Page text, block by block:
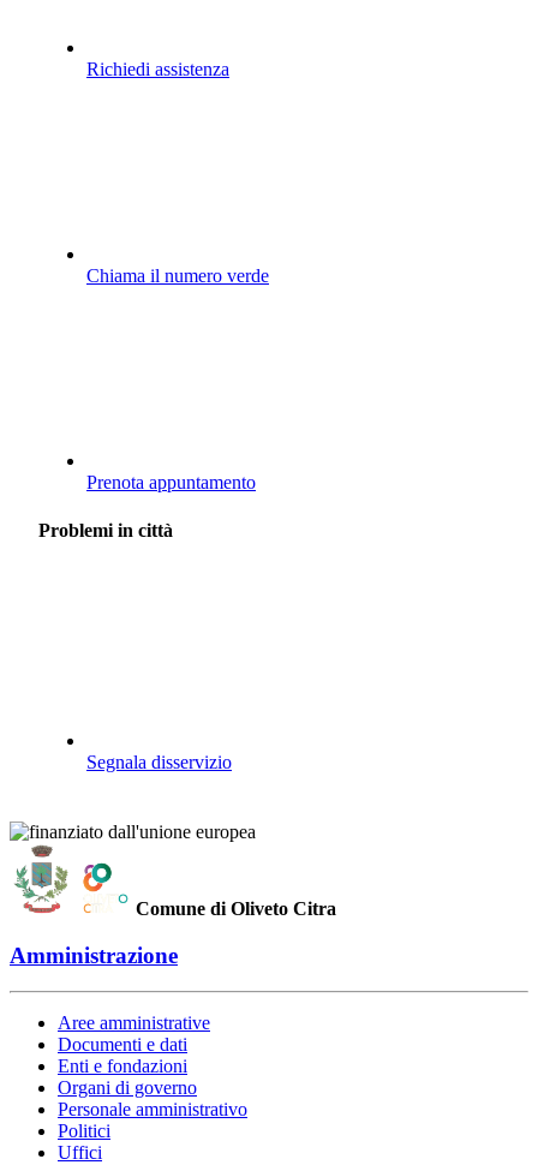
Richiedi assistenza
Chiama il numero verde
Prenota appuntamento
Problemi in città
Segnala disservizio
Comune di Oliveto Citra
Amministrazione
Aree amministrative
Documenti e dati
Enti e fondazioni
Organi di governo
Personale amministrativo
Politici
Uffici